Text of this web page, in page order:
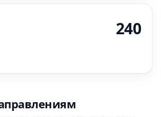
240